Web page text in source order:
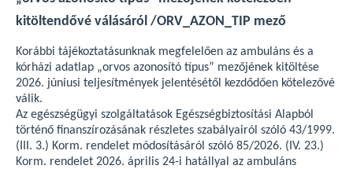
kitöltendővé válásáról /ORV_AZON_TIP mező
Korábbi tájékoztatásunknak megfelelően az ambuláns és a
kórházi adatlap „orvos azonosító típus” mezőjének kitöltése
2026. júniusi teljesítmények jelentésétől kezdődően kötelezővé
válik.
Az egészségügyi szolgáltatások Egészségbiztosítási Alapból
történő finanszírozásának részletes szabályairól szóló 43/1999.
(III. 3.) Korm. rendelet módosításáról szóló 85/2026. (IV. 23.)
Korm. rendelet 2026. április 24-i hatállyal az ambuláns